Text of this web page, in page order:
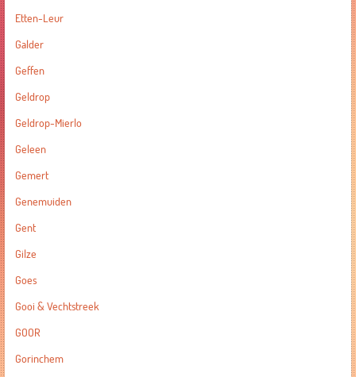
Etten-Leur
Galder
Geffen
Geldrop
Geldrop-Mierlo
Geleen
Gemert
Genemuiden
Gent
Gilze
Goes
Gooi & Vechtstreek
GOOR
Gorinchem